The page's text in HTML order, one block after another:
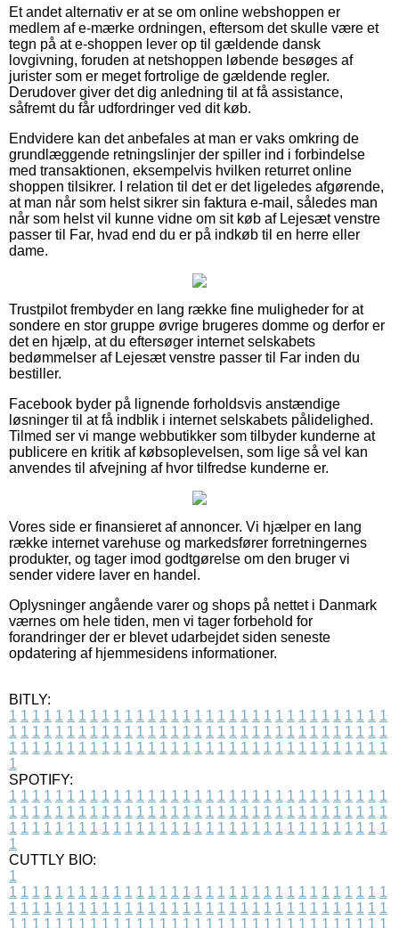
Et andet alternativ er at se om online webshoppen er
medlem af e-mærke ordningen, eftersom det skulle være et
tegn på at e-shoppen lever op til gældende dansk
lovgivning, foruden at netshoppen løbende besøges af
jurister som er meget fortrolige de gældende regler.
Derudover giver det dig anledning til at få assistance,
såfremt du får udfordringer ved dit køb.
Endvidere kan det anbefales at man er vaks omkring de
grundlæggende retningslinjer der spiller ind i forbindelse
med transaktionen, eksempelvis hvilken returret online
shoppen tilsikrer. I relation til det er det ligeledes afgørende,
at man når som helst sikrer sin faktura e-mail, således man
når som helst vil kunne vidne om sit køb af Lejesæt venstre
passer til Far, hvad end du er på indkøb til en herre eller
dame.
Trustpilot frembyder en lang række fine muligheder for at
sondere en stor gruppe øvrige brugeres domme og derfor er
det en hjælp, at du eftersøger internet selskabets
bedømmelser af Lejesæt venstre passer til Far inden du
bestiller.
Facebook byder på lignende forholdsvis anstændige
løsninger til at få indblik i internet selskabets pålidelighed.
Tilmed ser vi mange webbutikker som tilbyder kunderne at
publicere en kritik af købsoplevelsen, som lige så vel kan
anvendes til afvejning af hvor tilfredse kunderne er.
Vores side er finansieret af annoncer. Vi hjælper en lang
række internet varehuse og markedsfører forretningernes
produkter, og tager imod godtgørelse om den bruger vi
sender videre laver en handel.
Oplysninger angående varer og shops på nettet i Danmark
værnes om hele tiden, men vi tager forbehold for
forandringer der er blevet udarbejdet siden seneste
opdatering af hjemmesidens informationer.
BITLY:
1 1 1 1 1 1 1 1 1 1 1 1 1 1 1 1 1 1 1 1 1 1 1 1 1 1 1 1 1 1 1 1 1
1 1 1 1 1 1 1 1 1 1 1 1 1 1 1 1 1 1 1 1 1 1 1 1 1 1 1 1 1 1 1 1 1
1 1 1 1 1 1 1 1 1 1 1 1 1 1 1 1 1 1 1 1 1 1 1 1 1 1 1 1 1 1 1 1 1
1
SPOTIFY:
1 1 1 1 1 1 1 1 1 1 1 1 1 1 1 1 1 1 1 1 1 1 1 1 1 1 1 1 1 1 1 1 1
1 1 1 1 1 1 1 1 1 1 1 1 1 1 1 1 1 1 1 1 1 1 1 1 1 1 1 1 1 1 1 1 1
1 1 1 1 1 1 1 1 1 1 1 1 1 1 1 1 1 1 1 1 1 1 1 1 1 1 1 1 1 1 1 1 1
1
CUTTLY BIO:
1
1 1 1 1 1 1 1 1 1 1 1 1 1 1 1 1 1 1 1 1 1 1 1 1 1 1 1 1 1 1 1 1 1
1 1 1 1 1 1 1 1 1 1 1 1 1 1 1 1 1 1 1 1 1 1 1 1 1 1 1 1 1 1 1 1 1
1 1 1 1 1 1 1 1 1 1 1 1 1 1 1 1 1 1 1 1 1 1 1 1 1 1 1 1 1 1 1 1 1